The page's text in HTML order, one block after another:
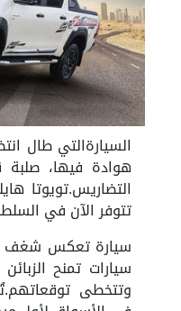
السيارةالتي طال
هوادة فيها،
التضاريس.تويوتا
تتوفر الآن في
سيارة تعكس شغف
سيارات تمنح
وتتخطى